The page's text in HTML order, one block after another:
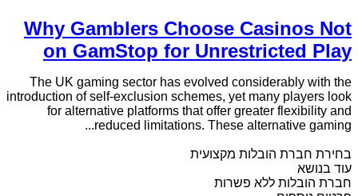
Why Gamblers Choose Casinos Not
on GamStop for Unrestricted Play
The UK gaming sector has evolved considerably with the
introduction of self-exclusion schemes, yet many players look
for alternative platforms that offer greater flexibility and
reduced limitations. These alternative gaming...
בחירת חברת הובלות מקצועית
עוד בנושא
חברת הובלות ללא פשרות